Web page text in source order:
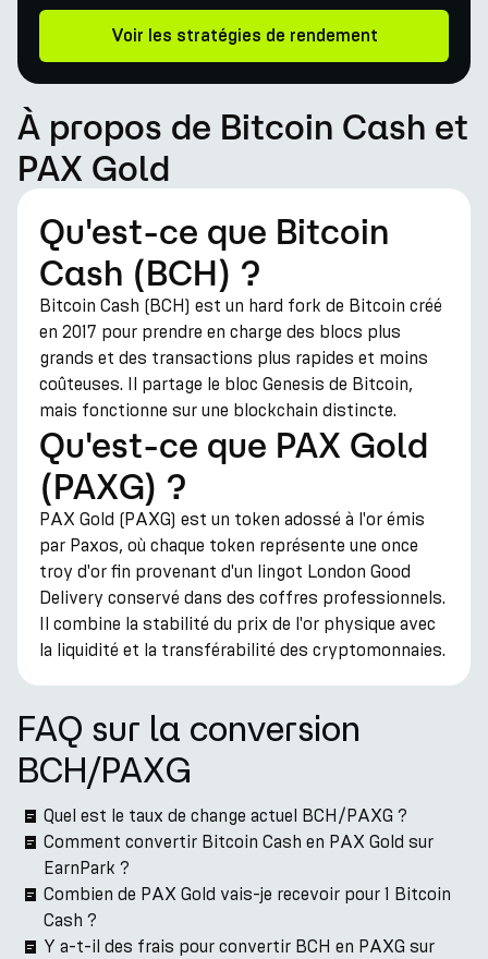
Voir les stratégies de rendement
À propos de Bitcoin Cash et
PAX Gold
Qu'est-ce que Bitcoin
Cash (BCH) ?
Bitcoin Cash (BCH) est un hard fork de Bitcoin créé
en 2017 pour prendre en charge des blocs plus
grands et des transactions plus rapides et moins
coûteuses. Il partage le bloc Genesis de Bitcoin,
mais fonctionne sur une blockchain distincte.
Qu'est-ce que PAX Gold
(PAXG) ?
PAX Gold (PAXG) est un token adossé à l'or émis
par Paxos, où chaque token représente une once
troy d'or fin provenant d'un lingot London Good
Delivery conservé dans des coffres professionnels.
Il combine la stabilité du prix de l'or physique avec
la liquidité et la transférabilité des cryptomonnaies.
FAQ sur la conversion
BCH/PAXG
Quel est le taux de change actuel BCH/PAXG ?
Comment convertir Bitcoin Cash en PAX Gold sur
EarnPark ?
Combien de PAX Gold vais-je recevoir pour 1 Bitcoin
Cash ?
Y a-t-il des frais pour convertir BCH en PAXG sur